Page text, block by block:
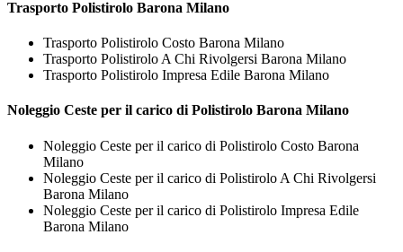
Trasporto Polistirolo Barona Milano
Trasporto Polistirolo Costo Barona Milano
Trasporto Polistirolo A Chi Rivolgersi Barona Milano
Trasporto Polistirolo Impresa Edile Barona Milano
Noleggio Ceste per il carico diPolistirolo Barona Milano
Noleggio Ceste per il carico di Polistirolo Costo Barona
Milano
Noleggio Ceste per il carico di Polistirolo A Chi Rivolgersi
Barona Milano
Noleggio Ceste per il carico di Polistirolo Impresa Edile
Barona Milano